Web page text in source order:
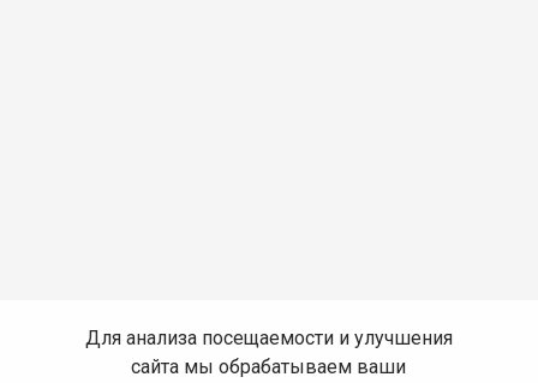
Для анализа посещаемости и улучшения
сайта мы обрабатываем ваши